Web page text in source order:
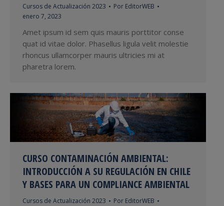
Cursos de Actualización 2023 Por EditorWEB
enero 7, 2023
Amet ipsum id sem quis mauris porttitor conse
quat id vitae dolor. Phasellus ligula velit molestie
rhoncus ullamcorper mauris ultricies mi at
pharetra lorem.
CURSO CONTAMINACIÓN AMBIENTAL:
INTRODUCCIÓN A SU REGULACIÓN EN CHILE
Y BASES PARA UN COMPLIANCE AMBIENTAL
Cursos de Actualización 2023 Por EditorWEB